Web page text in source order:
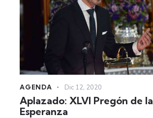
AGENDA Dic 12, 2020
Aplazado: XLVI Pregón de la
Esperanza